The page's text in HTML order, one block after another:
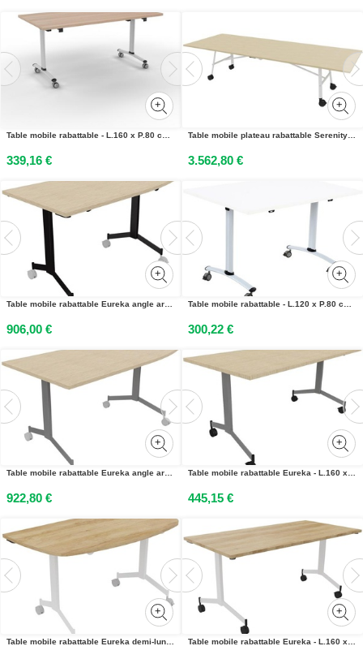
Table mobile rabattable - L.160 x P.80 cm - Plateau Hêtre - Pieds Aluminium
339,16 €
Table mobile plateau rabattable Serenity 320 x 120 cm Chêne – Pied Blanc
3.562,80 €
Table mobile rabattable Eureka angle arrondi à droite - L.150 x P.70 cm - Plateau Chêne - Pieds Noir
906,00 €
Table mobile rabattable - L.120 x P.80 cm - Plateau Blanc - Pieds Aluminium
300,22 €
Table mobile rabattable Eureka angle arrondi à droite - L.170 x P.80 cm - Plateau Chêne - Pieds Aluminium
922,80 €
Table mobile rabattable Eureka - L.160 x P.80 cm - Plateau Chêne - Pieds Aluminium
445,15 €
Table mobile rabattable Eureka demi-lune - L.140 x P.70 cm - Plateau Chêne Nebraska - Pieds Blanc Table mobile rabattable Eureka - L.160 x P.80 cm - Plateau Chêne Nebraska - Pieds Blanc